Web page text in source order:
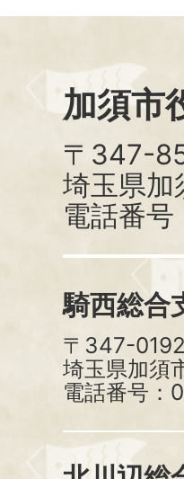
加須市
〒347-
埼玉県加
電話番
騎西総合
〒347-0192
埼玉県加須
電話番号：